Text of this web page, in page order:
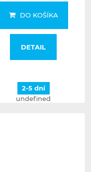
DO KOŠÍKA
DETAIL
2-5 dní
undefined